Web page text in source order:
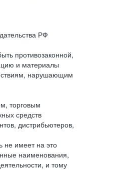
РФ
противозаконной,
и материалы
нарушающим
торговым
средств
дистрибьютеров,
не имеет на это
наименования,
и тому